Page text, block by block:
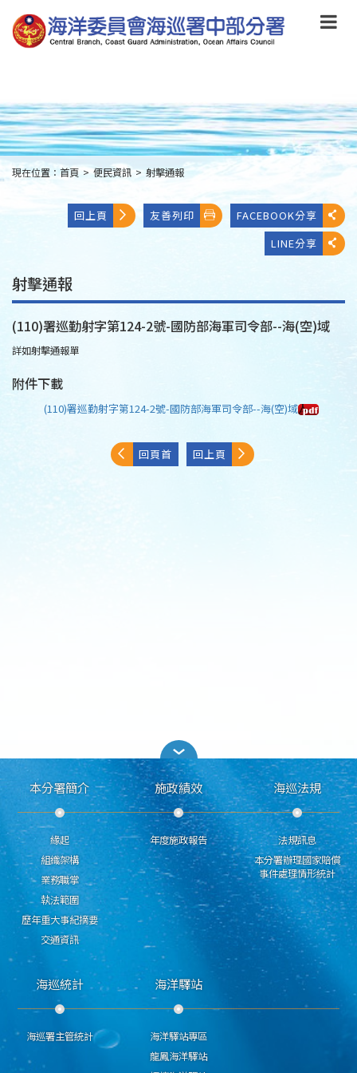
到
主
要
to
main
content
:::
現在位置： 首頁 > 便民資訊 > 射擊通報
回上頁 友善列印
FACEBOOK分享
LINE分享
射擊通報
(110)署巡勤射字第124-2號-國防部海軍司令部--海(空)域
詳如射擊通報單
附件下載
(110)署巡勤射字第124-2號-國防部海軍司令部--海(空)域
回頁首 回上頁
本分署簡介
緣起
組織架構
業務職掌
執法範圍
歷年重大事紀摘要
交通資訊
施政績效
年度施政報告
海巡法規
法規訊息
本分署辦理國家賠償
事件處理情形統計
海巡統計
海巡署主管統計
海洋驛站
海洋驛站專區
龍鳳海洋驛站